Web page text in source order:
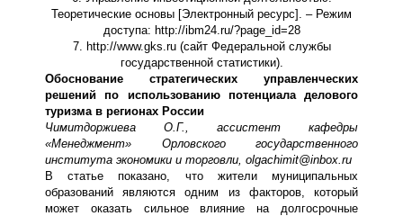
Теоретические основы [Электронный ресурс]. – Режим
доступа: http://ibm24.ru/?page_id=28
7. http://www.gks.ru (сайт Федеральной службы
государственной статистики).
Обоснование стратегических управленческих
решений по использованию потенциала делового
туризма в регионах России
Чимитдоржиева О.Г., ассистент кафедры
«Менеджмент» Орловского государственного
института экономики и торговли, olgachimit@inbox ru
В статье показано, что жители муниципальных
образований являются одним из факторов, который
может оказать сильное влияние на долгосрочные